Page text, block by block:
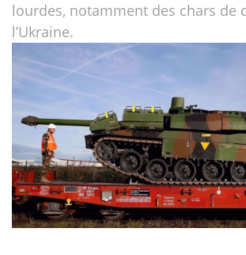
lourdes, notamment des chars de
l’Ukraine.